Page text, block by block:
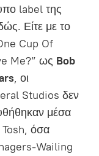
label της
Είτε με το
Cup Of
Me?” ως Bob
, οι
Studios δεν
μέσα
όσα
Wailing